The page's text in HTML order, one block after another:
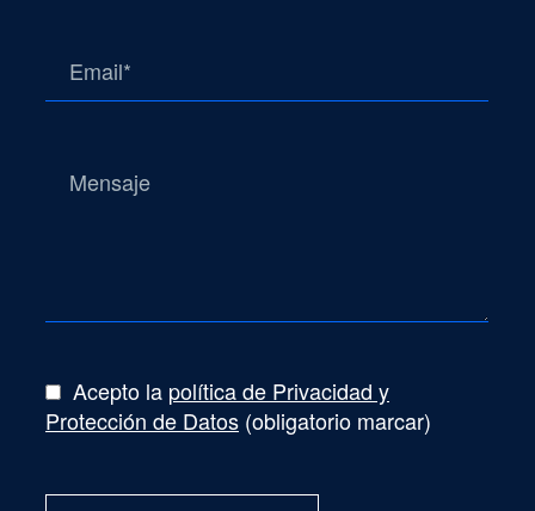
Acepto la política de Privacidad y
Protección de Datos (obligatorio marcar)